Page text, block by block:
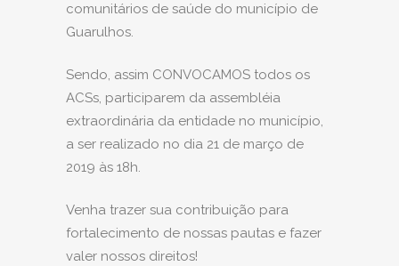
comunitários de saúde do município de
Guarulhos.
Sendo, assim CONVOCAMOS todos os
ACSs, participarem da assembléia
extraordinária da entidade no município,
a ser realizado no dia 21 de março de
2019 às 18h.
Venha trazer sua contribuição para
fortalecimento de nossas pautas e fazer
valer nossos direitos!